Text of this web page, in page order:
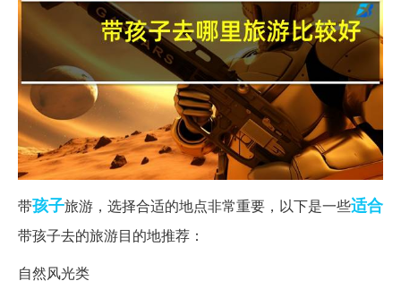
带孩子旅游，选择合适的地点非常重要，以下是一些适合
带孩子去的旅游目的地推荐：
自然风光类